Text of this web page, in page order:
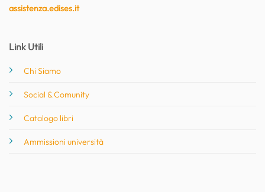
assistenza.edises.it
Link Utili
Chi Siamo
Social & Comunity
Catalogo libri
Ammissioni università